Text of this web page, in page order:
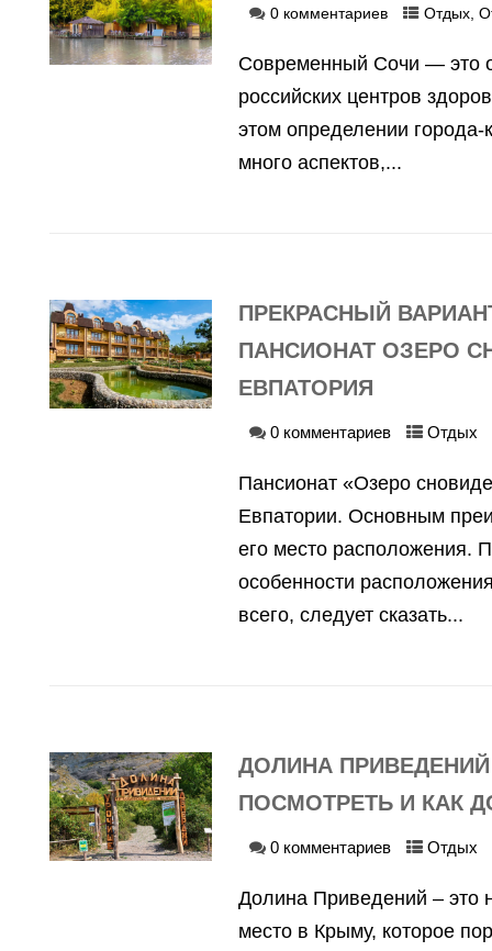
0 комментариев Отдых,
Современный Сочи — это
российских центров
этом определении города-
много аспектов,...
ПРЕКРАСНЫЙ
ПАНСИОНАТ ОЗЕРО
ЕВПАТОРИЯ
0 комментариев Отдых
Пансионат «Озеро
Евпатории. Основным
его место расположения.
особенности
всего, следует сказать...
ДОЛИНА
ПОСМОТРЕТЬ И КАК
0 комментариев Отдых
Долина Приведений – это
место в Крыму, которое